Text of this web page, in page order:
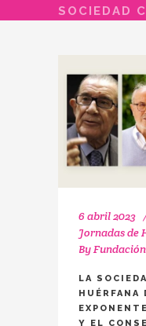
SOCIEDAD
6 abril 2023
Jornadas de
By
LA
HUÉRFANA
Y EL